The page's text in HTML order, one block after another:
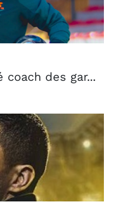
coach des gar...